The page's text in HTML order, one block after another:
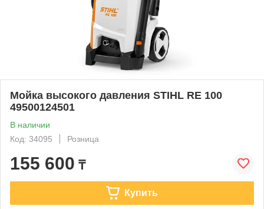
Мойка высокого давления STIHL RE 100
49500124501
В наличии
Код: 34095
Розница
155 600 ₸
Купить